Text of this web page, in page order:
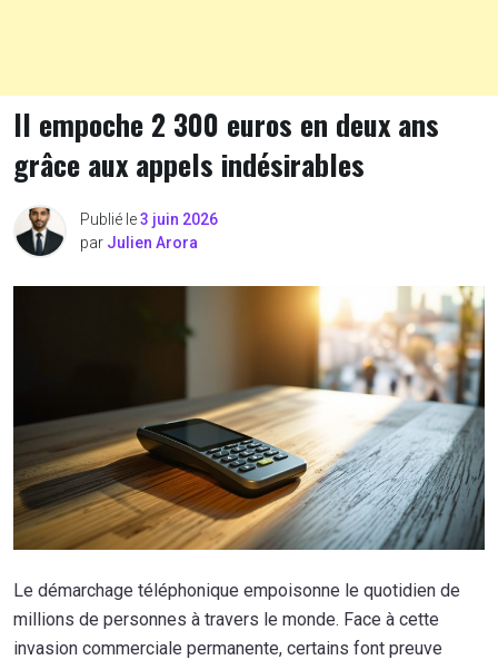
Il empoche 2 300 euros en deux ans
grâce aux appels indésirables
Publié le3 juin 2026
par Julien Arora
Le démarchage téléphonique empoisonne le quotidien de
millions de personnes à travers le monde. Face à cette
invasion commerciale permanente, certains font preuve